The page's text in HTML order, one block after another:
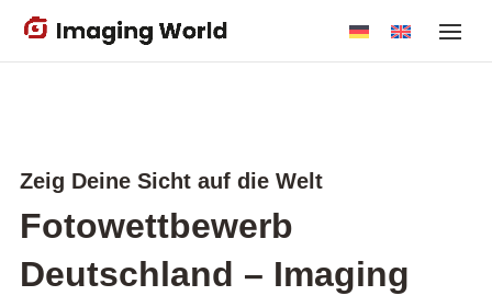
Skip
Zeig Deine Sicht auf die Welt
Fotowettbewerb
Deutschland – Imaging